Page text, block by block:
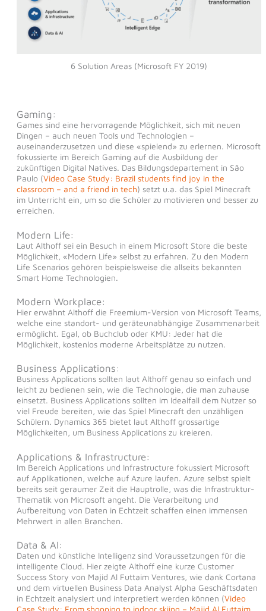
6 Solution Areas (Microsoft FY 2019)
Gaming:
Games sind eine hervorragende Möglichkeit, sich mit neuen
Dingen – auch neuen Tools und Technologien –
auseinanderzusetzen und diese «spielend» zu erlernen. Microsoft
fokussierte im Bereich Gaming auf die Ausbildung der
zukünftigen Digital Natives. Das Bildungsdepartement in São
Paulo (Video Case Study: Brazil students find joy in the
classroom – and a friend in tech) setzt u.a. das Spiel Minecraft
im Unterricht ein, um so die Schüler zu motivieren und besser zu
erreichen.
Modern Life:
Laut Althoff sei ein Besuch in einem Microsoft Store die beste
Möglichkeit, «Modern Life» selbst zu erfahren. Zu den Modern
Life Scenarios gehören beispielsweise die allseits bekannten
Smart Home Technologien.
Modern Workplace:
Hier erwähnt Althoff die Freemium-Version von Microsoft Teams,
welche eine standort- und geräteunabhängige Zusammenarbeit
ermöglicht. Egal, ob Buchclub oder KMU: Jeder hat die
Möglichkeit, kostenlos moderne Arbeitsplätze zu nutzen.
Business Applications:
Business Applications sollten laut Althoff genau so einfach und
leicht zu bedienen sein, wie die Technologie, die man zuhause
einsetzt. Business Applications sollten im Idealfall dem Nutzer so
viel Freude bereiten, wie das Spiel Minecraft den unzähligen
Schülern. Dynamics 365 bietet laut Althoff grossartige
Möglichkeiten, um Business Applications zu kreieren.
Applications & Infrastructure:
Im Bereich Applications und Infrastructure fokussiert Microsoft
auf Applikationen, welche auf Azure laufen. Azure selbst spielt
bereits seit geraumer Zeit die Hauptrolle, was die Infrastruktur-
Thematik von Microsoft angeht. Die Verarbeitung und
Aufbereitung von Daten in Echtzeit schaffen einen immensen
Mehrwert in allen Branchen.
Data & AI:
Daten und künstliche Intelligenz sind Voraussetzungen für die
intelligente Cloud. Hier zeigte Althoff eine kurze Customer
Success Story von Majid Al Futtaim Ventures, wie dank Cortana
und dem virtuellen Business Data Analyst Alpha Geschäftsdaten
in Echtzeit analysiert und interpretiert werden können (Video